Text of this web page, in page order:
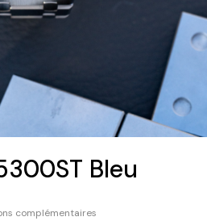
Bleu
complémentaires